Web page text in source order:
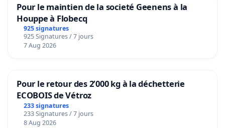
Pour le maintien de la societé Geenens à la
Houppe à Flobecq
925 signatures
925 Signatures / 7 jours
7 Aug 2026
Pour le retour des 2’000 kg à la déchetterie
ECOBOIS de Vétroz
233 signatures
233 Signatures / 7 jours
8 Aug 2026